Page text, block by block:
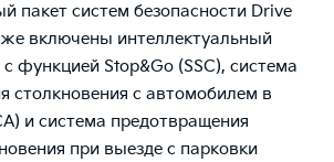
пакет систем безопасности Drive
включены интеллектуальный
функцией Stop&Go (SSC), система
столкновения с автомобилем в
и система предотвращения
при выезде с парковки